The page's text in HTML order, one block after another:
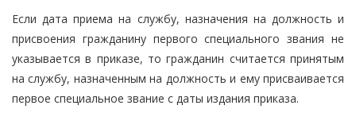
Если дата приема на службу, назначения на должность и
присвоения гражданину первого специального звания не
указывается в приказе, то гражданин считается принятым
на службу, назначенным на должность и ему присваивается
первое специальное звание с даты издания приказа.